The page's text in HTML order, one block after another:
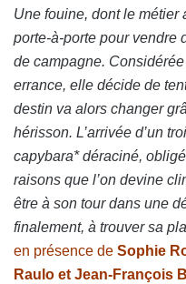
Une fouine, dont le métier
porte-à-porte pour vendre
de campagne.
errance, elle décide de
destin va alors changer
hérisson. L’arrivée d’un
capybara* déraciné,
raisons que l’on devine
être à son tour dans une
finalement, à trouver sa
en présence de Sophie
Raulo et Jean-François